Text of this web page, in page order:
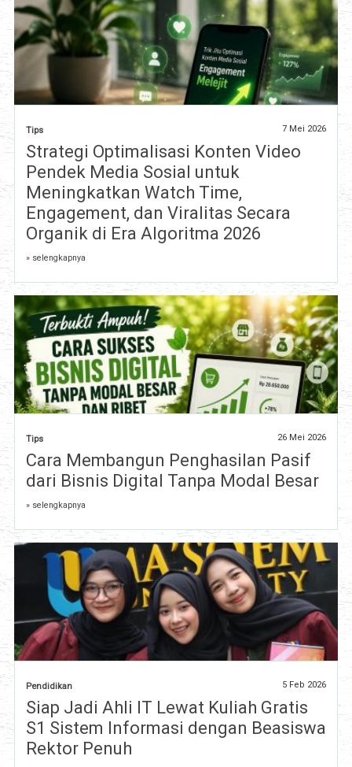
Tips 7 Mei 2026
Strategi Optimalisasi Konten Video
Pendek Media Sosial untuk
Meningkatkan Watch Time,
Engagement, dan Viralitas Secara
Organik di Era Algoritma 2026
» selengkapnya
Tips 26 Mei 2026
Cara Membangun Penghasilan Pasif
dari Bisnis Digital Tanpa Modal Besar
» selengkapnya
Pendidikan 5 Feb 2026
Siap Jadi Ahli IT Lewat Kuliah Gratis
S1 Sistem Informasi dengan Beasiswa
Rektor Penuh